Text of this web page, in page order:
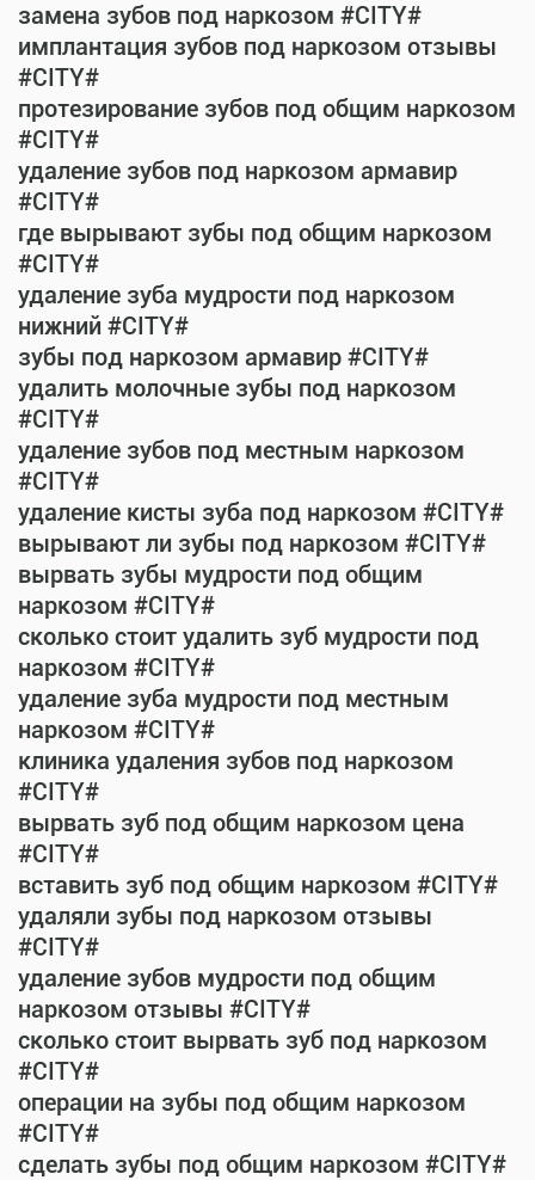
замена зубов под наркозом #CITY#
имплантация зубов под наркозом отзывы
#CITY#
протезирование зубов под общим наркозом
#CITY#
удаление зубов под наркозом армавир
#CITY#
где вырывают зубы под общим наркозом
#CITY#
удаление зуба мудрости под наркозом
нижний #CITY#
зубы под наркозом армавир #CITY#
удалить молочные зубы под наркозом
#CITY#
удаление зубов под местным наркозом
#CITY#
удаление кисты зуба под наркозом #CITY#
вырывают ли зубы под наркозом #CITY#
вырвать зубы мудрости под общим
наркозом #CITY#
сколько стоит удалить зуб мудрости под
наркозом #CITY#
удаление зуба мудрости под местным
наркозом #CITY#
клиника удаления зубов под наркозом
#CITY#
вырвать зуб под общим наркозом цена
#CITY#
вставить зуб под общим наркозом #CITY#
удаляли зубы под наркозом отзывы
#CITY#
удаление зубов мудрости под общим
наркозом отзывы #CITY#
сколько стоит вырвать зуб под наркозом
#CITY#
операции на зубы под общим наркозом
#CITY#
сделать зубы под общим наркозом #CITY#